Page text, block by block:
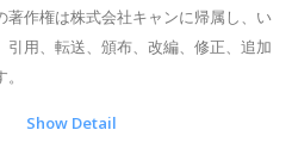
作権は株式会社キャンに帰属し、い
用、転送、頒布、改編、修正、追加
Show Detail